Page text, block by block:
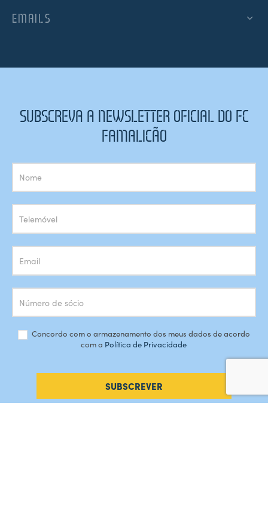
EMAILS
SUBSCREVA A NEWSLETTER OFICIAL DO FC
FAMALICÃO
Subscrição
Newsletter
Concordo com o armazenamento dos meus dados de acordo
com a Política de Privacidade
SUBSCREVER